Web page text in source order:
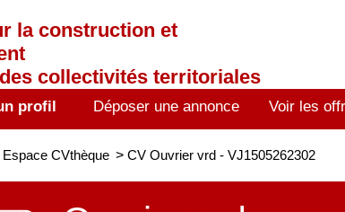
la construction et
collectivités territoriales
profil Déposer une annonce Voir les
Espace CVthèque > CV Ouvrier vrd - VJ1505262302